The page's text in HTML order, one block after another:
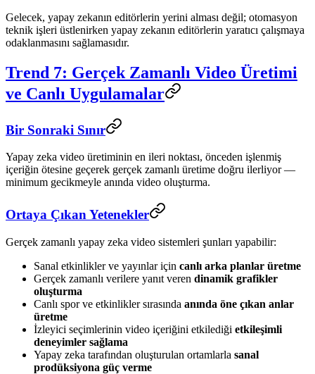
Gelecek, yapay zekanın editörlerin yerini alması değil; otomasyon
teknik işleri üstlenirken yapay zekanın editörlerin yaratıcı çalışmaya
odaklanmasını sağlamasıdır.
Trend 7: Gerçek Zamanlı Video Üretimi
ve Canlı Uygulamalar
Bir Sonraki Sınır
Yapay zeka video üretiminin en ileri noktası, önceden işlenmiş
içeriğin ötesine geçerek gerçek zamanlı üretime doğru ilerliyor —
minimum gecikmeyle anında video oluşturma.
Ortaya Çıkan Yetenekler
Gerçek zamanlı yapay zeka video sistemleri şunları yapabilir:
Sanal etkinlikler ve yayınlar için canlı arka planlar üretme
Gerçek zamanlı verilere yanıt veren dinamik grafikler
oluşturma
Canlı spor ve etkinlikler sırasında anında öne çıkan anlar
üretme
İzleyici seçimlerinin video içeriğini etkilediği etkileşimli
deneyimler sağlama
Yapay zeka tarafından oluşturulan ortamlarla sanal
prodüksiyona güç verme